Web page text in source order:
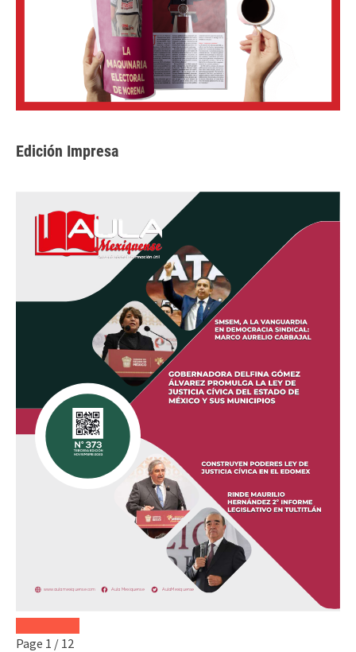
Edición Impresa
Page 1 / 12